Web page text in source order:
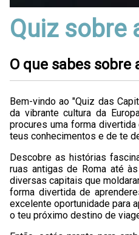
Quiz sobre
O que sabes sobre
Bem-vindo ao "Quiz das
da vibrante cultura da
procures uma forma
teus conhecimentos e de te
Descobre as histórias
ruas antigas de Roma até
diversas capitais que
forma divertida de
excelente oportunidade para
o teu próximo destino de